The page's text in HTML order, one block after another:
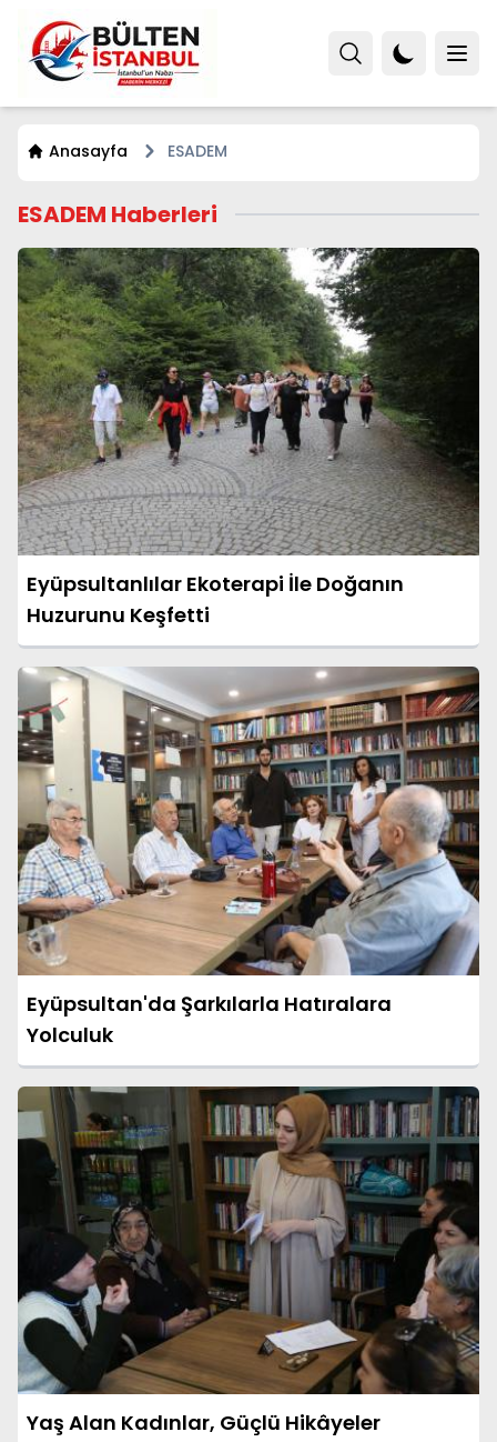
Anasayfa ESADEM
ESADEM Haberleri
Eyüpsultanlılar Ekoterapi İle Doğanın
Huzurunu Keşfetti
Eyüpsultan'da Şarkılarla Hatıralara
Yolculuk
Yaş Alan Kadınlar, Güçlü Hikâyeler